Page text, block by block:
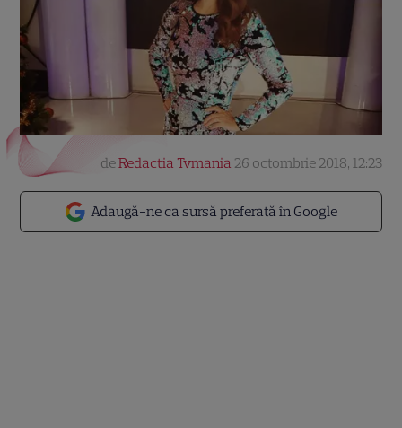
Adaugă-ne ca sursă preferată în Google
deRedactia Tvmania 26 octombrie 2018, 12:23